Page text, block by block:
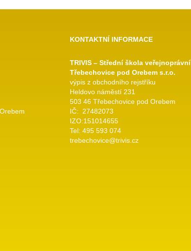
KONTAKTNÍ INFORMACE
TRIVIS – Střední škola veřejnoprávní
Třebechovice pod Orebem s.r.o.
výpis z obchodního rejstříku
Heldovo náměstí 231
503 46 Třebechovice pod Orebem
IČ: 27482073
IZO:151014655
Tel: 495 593 074
trebechovice@trivis.cz